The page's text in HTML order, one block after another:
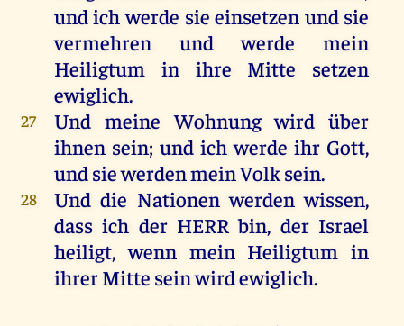
undich werde sie einsetzen und sie
vermehren und werde
mein
Heiligtum
in ihre Mitte
setzen
ewiglich.
27 Und meine Wohnung wird über
ihnen sein; und ich werde ihr Gott,
undsiewerdenmeinVolksein.
28 Und die Nationenwerden wissen,
dassich der HERR bin, der Israel
heiligt,wenn mein Heiligtum in
ihrerMitte seinwirdewiglich.